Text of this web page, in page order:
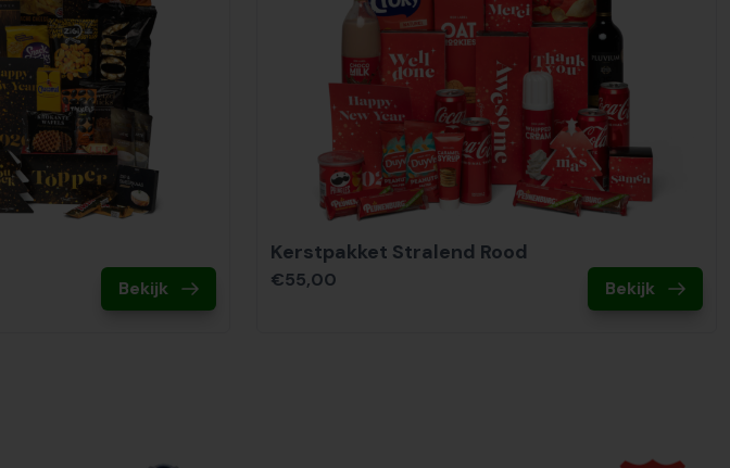
Bekijk
Kerstpakket Stralend Rood
€55,00 Bekijk